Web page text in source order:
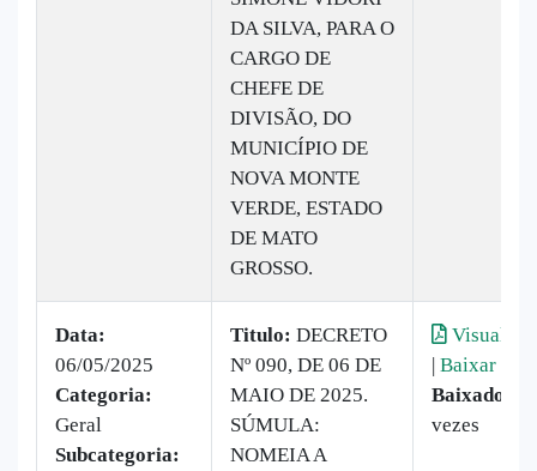
DA SILVA, PARA O
CARGO DE
CHEFE DE
DIVISÃO, DO
MUNICÍPIO DE
NOVA MONTE
VERDE, ESTADO
DE MATO
GROSSO.
Data:
06/05/2025
Categoria:
Geral
Subcategoria:
Titulo: DECRETO
Nº 090, DE 06 DE
MAIO DE 2025.
SÚMULA:
NOMEIA A
Visualizar
| Baixar
Baixado:
vezes